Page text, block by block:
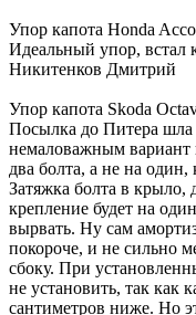
Упор капота Honda
Идеальный упор, встал
Никитенков Дмитрий
Упор капота Skoda
Посылка до Питера
немаловажным вариант
два болта, а не на
Затяжка болта в крыло,
крепление будет на
вырвать. Ну сам
покороче, и не сильно
сбоку. При
не установить, так как
сантиметров ниже. Но